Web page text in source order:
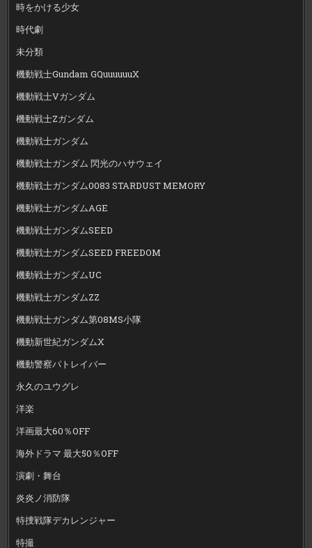
時をかける少女
時代劇
未分類
機動戦士Gundam GQuuuuuuX
機動戦士Vガンダム
機動戦士Zガンダム
機動戦士ガンダム
機動戦士ガンダム 閃光のハサウェイ
機動戦士ガンダム0083 STARDUST MEMORY
機動戦士ガンダムAGE
機動戦士ガンダムSEED
機動戦士ガンダムSEED FREEDOM
機動戦士ガンダムUC
機動戦士ガンダムZZ
機動戦士ガンダム第08MS小隊
機動新世紀ガンダムX
機動警察パトレイバー
永久のユウグレ
洋楽
洋画最大60％OFF
海外ドラマ 最大50％OFF
演劇・舞台
炎炎ノ消防隊
特捜戦隊デカレンジャー
特撮